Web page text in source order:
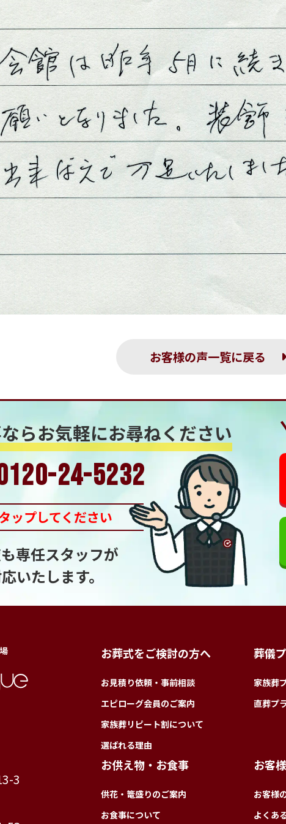
お客様の声一覧に戻る
らお気軽にお尋ねください
24-5232
ップしてください
専任スタッフが
いたします。
3
お葬式をご検討の方へ
お見積り依頼・事前相談
エピローグ会員のご案内
家族葬リピート割について
選ばれる理由
葬儀
家族葬
直葬プ
お供え物・お食事
供花・篭盛りのご案内
お食事について
お客
お客様
よくあ